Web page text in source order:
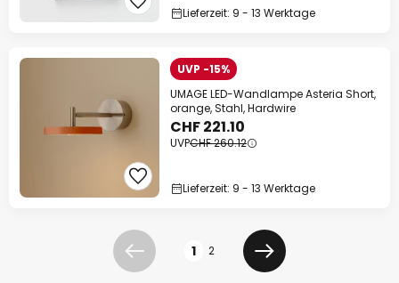
Lieferzeit: 9 - 13 Werktage
UVP -15%
UMAGE LED-Wandlampe Asteria Short,
orange, Stahl, Hardwire
CHF 221.10
UVPCHF 260.12
Lieferzeit: 9 - 13 Werktage
Zurück 1 2
Weiter